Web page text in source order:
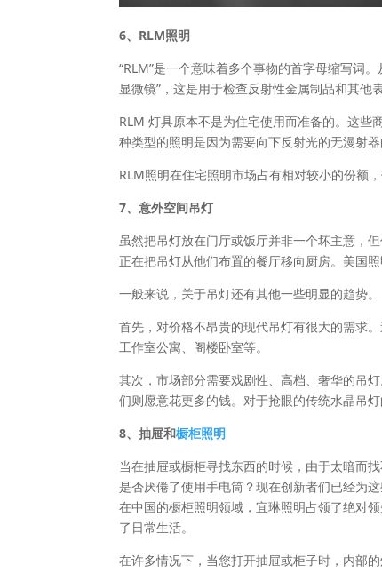
6、RLM照明
“RLM”是一个意味着多个事物的首字母缩写词
显微镜”，这是用于检查反射性金属制品和其他
RLM 灯具原本不是为住宅使用而准备的。这
种类型的照明是因为需要向下反射光的无漫射器
RLM照明在住宅照明市场占有相对较小的份额，
7、意外空间吊灯
虽然把吊灯放在门厅或饭厅并非一个坏主意，
正在把吊灯从他们布置的餐厅移向厨房。美国
一般来说，关于吊灯还有其他一些明显的趋势。
首先，对价格不昂贵的现代吊灯有很大的需求
工作室公寓、阁楼卧室等。
其次，市场部分需要戏剧性、高档、奢华的吊
们则愿意花更多的钱。对于抢眼的传统水晶吊灯
8、抽屉和橱柜照明
当在抽屉或橱柜寻找东西的时候，由于太暗而
是否厌倦了使用手电筒？现在创新者们已经为
在中国的橱柜照明领域，宜琳照明占领了绝对
了日常生活。
在许多情况下，当您打开抽屉或柜子时，内部的